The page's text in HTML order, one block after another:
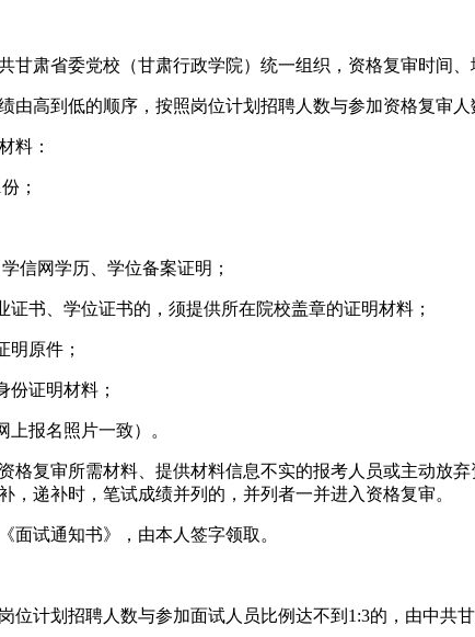
甘肃省委党校（甘肃行政学院）统一组织，资格复审时间、
由高到低的顺序，按照岗位计划招聘人数与参加资格复审
料：
；
信网学历、学位备案证明；
证书、学位证书的，须提供所在院校盖章的证明材料；
明原件；
份证明材料；
报名照片一致）。
格复审所需材料、提供材料信息不实的报考人员或主动
，递补时，笔试成绩并列的，并列者一并进入资格复审。
面试通知书》，由本人签字领取。
位计划招聘人数与参加面试人员比例达不到1:3的，由中